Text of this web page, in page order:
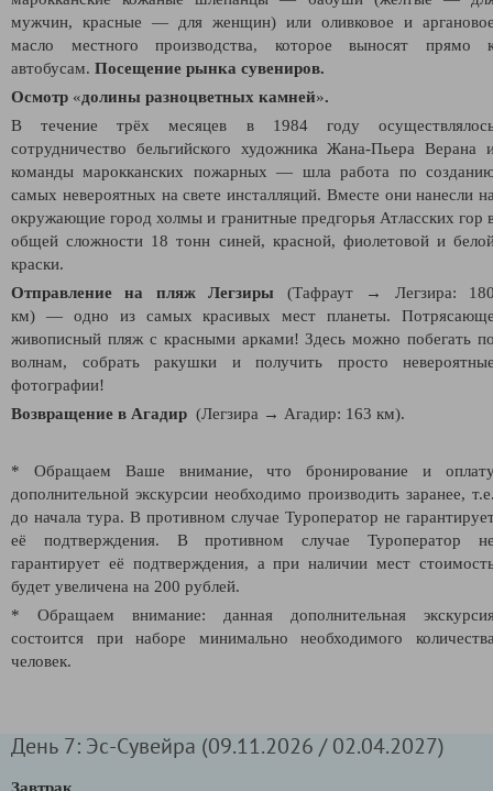
мужчин, красные — для женщин) или оливковое и
масло местного производства, которое выносят прямо
автобусам. Посещение рынка сувениров.
Осмотр «долины разноцветных камней».
В течение трёх месяцев в 1984 году
сотрудничество бельгийского художника Жана-Пьера Верана
команды марокканских пожарных— шла работа по
самых невероятных на свете инсталляций. Вместе они нанесли
окружающие город холмы и гранитные предгорья Атласских гор
общей сложности 18 тонн синей, красной, фиолетовой и
краски.
Отправление на пляж Легзиры (Тафраут →
Легзира:
км)
—одно из самых красивых мест планеты.
живописный пляж с красными арками! Здесь можно побегать
волнам, собрать ракушки и получить просто
фотографии!
Возвращение в Агадир (Легзира → Агадир: 163 км).
* Обращаем Ваше внимание, что бронирование и
дополнительной экскурсии необходимо производить заранее,
до начала тура. В противном случае Туроператор не
её подтверждения. В противном случае Туроператор
гарантирует её подтверждения, а при наличии мест
будет увеличена на 200 рублей.
* Обращаем внимание: данная дополнительная
состоится при наборе минимально необходимого
человек.
День 7: Эс-Сувейра (09.11.2026 / 02.04.2027)
Завтрак.